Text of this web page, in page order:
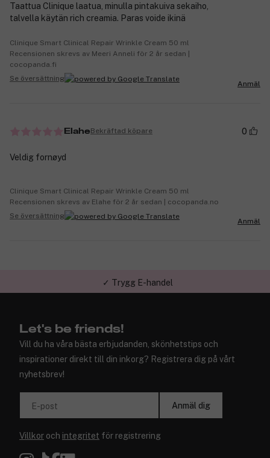
Taattua Clinique laatua, minulla pintakuiva sekaiho,
talvella käytän rich creamia. Paras voide ikinä
Clinique Smart Clinical Repair Wrinkle Cream 50 ml
Recensionen skrevs av Meeri Anneli för 2 år sedan |
cocopanda.fi
Se översättning
Anmäl
ElaheBekräftad köpare 0
Veldig fornøyd
Clinique Smart Clinical Repair Wrinkle Cream 50 ml
Recensionen skrevs av Elahe för 2 år sedan | cocopanda.no
Se översättning
Anmäl
✓ Trygg E-handel
Let's be friends!
Vill du ha våra bästa erbjudanden, skönhetstips och
inspirationer direkt till din inkorg? Registrera dig på vårt
nyhetsbrev!
E-post Anmäl dig
Villkor och integritet för registrering